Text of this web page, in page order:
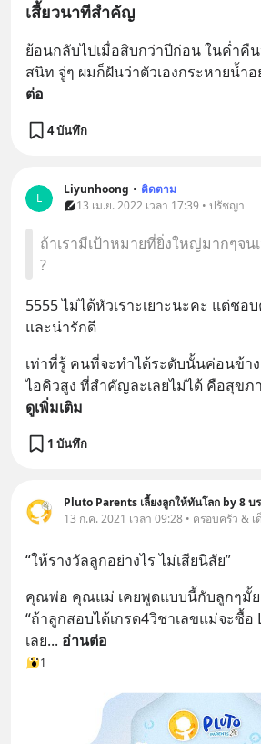
เสี้ยวนาทีสำคัญ
ย้อนกลับไปเมื่อสิบกว่าปีก่อน ในค่ำคื
สนิท จู่ๆ ผมก็ฝันว่าตัวเองกระหายน้ำอ
ต่อ
4 บันทึก
L
Liyunhoong • ติดตาม
13 เม.ย. 2022 เวลา 17:39 • ปรัชญา
ถ้าเรามีเป้าหมายที่ยิ่งใหญ่มากๆจน
?
5555 ไม่ได้หัวเราะเยาะนะคะ แต่ชอ
และน่ารักดี
เท่าที่รู้ คนที่จะทำได้ระดับนั้นค่อนข้า
ไอคิวสูง ที่สำคัญละเลยไม่ได้ คือสุขภ
ดูเพิ่มเติม
1 บันทึก
13 ก.ค. 2021 เวลา 09:28 • ครอบครัว & เ
“ให้รางวัลลูกอย่างไร ไม่เสียนิสัย”
คุณพ่อ คุณแม่ เคยพูดแบบนี้กับลูกๆมั้ย
“ถ้าลูกสอบได้เกรด4วิชาเลขแม่จะซื้อ
เลย... อ่านต่อ
1